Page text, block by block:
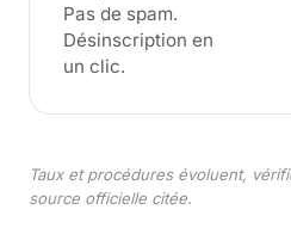
Pas de spam.
Désinscription en
un clic.
Taux et procédures évoluent,
source officielle citée.